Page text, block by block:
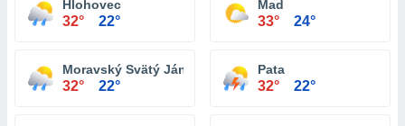
Hlohovec
32° 22°
Mad
33° 24°
Moravský Svätý Ján
32° 22°
Pata
32° 22°